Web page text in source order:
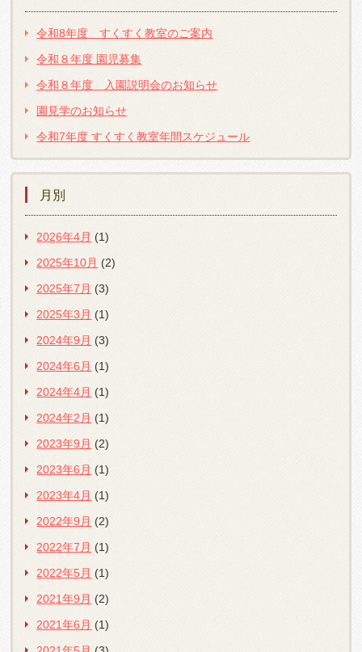
令和8年度 すくすく教室のご案内
令和８年度 園児募集
令和８年度 入園説明会のお知らせ
園見学のお知らせ
令和7年度 すくすく教室年間スケジュール
月別
2026年4月 (1)
2025年10月 (2)
2025年7月 (3)
2025年3月 (1)
2024年9月 (3)
2024年6月 (1)
2024年4月 (1)
2024年2月 (1)
2023年9月 (2)
2023年6月 (1)
2023年4月 (1)
2022年9月 (2)
2022年7月 (1)
2022年5月 (1)
2021年9月 (2)
2021年6月 (1)